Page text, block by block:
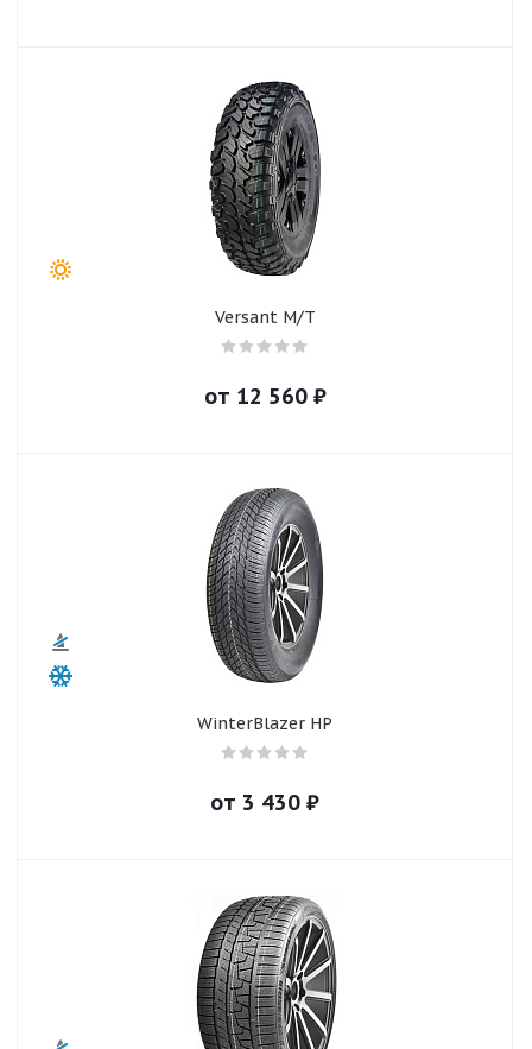
Versant M/T
от 12 560₽
WinterBlazer HP
от 3 430 ₽